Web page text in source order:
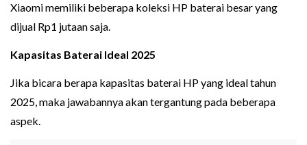
Xiaomi memiliki beberapa koleksi HP baterai besar yang
dijual Rp1 jutaan saja.
Kapasitas Baterai Ideal 2025
Jika bicara berapa kapasitas baterai HP yang ideal tahun
2025, maka jawabannya akan tergantung pada beberapa
aspek.